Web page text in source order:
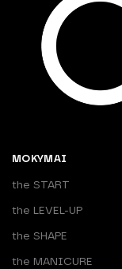
MOKYMAI
the START
the LEVEL-UP
the SHAPE
the MANICURE